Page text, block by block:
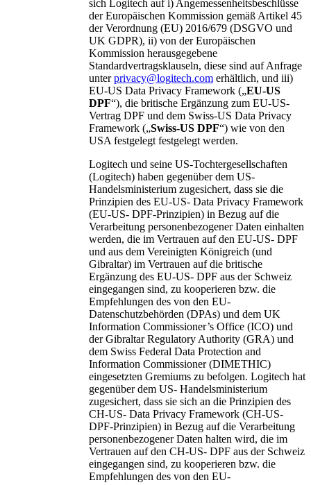
sich Logitech auf i) Angemessenheitsbeschlüsse
der Europäischen Kommission gemäß Artikel 45
der Verordnung (EU) 2016/679 (DSGVO und
UK GDPR), ii) von der Europäischen
Kommission herausgegebene
Standardvertragsklauseln, diese sind auf Anfrage
unterprivacy@logitech.com erhältlich, und iii)
EU-US Data Privacy Framework („EU-US
DPF“), die britische Ergänzung zum EU-US-
Vertrag DPF und dem Swiss-US Data Privacy
Framework („Swiss-US DPF“) wie von den
USA festgelegt festgelegt werden.
Logitech und seine US-Tochtergesellschaften
(Logitech) haben gegenüber dem US-
Handelsministerium zugesichert, dass sie die
Prinzipien des EU-US- Data Privacy Framework
(EU-US- DPF-Prinzipien) in Bezug auf die
Verarbeitung personenbezogener Daten einhalten
werden, die im Vertrauen auf den EU-US- DPF
und aus dem Vereinigten Königreich (und
Gibraltar) im Vertrauen auf die britische
Ergänzung des EU-US- DPF aus der Schweiz
eingegangen sind, zu kooperieren bzw. die
Empfehlungen des von den EU-
Datenschutzbehörden (DPAs) und dem UK
Information Commissioner’s Office (ICO) und
der Gibraltar Regulatory Authority (GRA) und
dem Swiss Federal Data Protection and
Information Commissioner (DIMETHIC)
eingesetzten Gremiums zu befolgen. Logitech hat
gegenüber dem US- Handelsministerium
zugesichert, dass sie sich an die Prinzipien des
CH-US- Data Privacy Framework (CH-US-
DPF-Prinzipien) in Bezug auf die Verarbeitung
personenbezogener Daten halten wird, die im
Vertrauen auf den CH-US- DPF aus der Schweiz
eingegangen sind, zu kooperieren bzw. die
Empfehlungen des von den EU-